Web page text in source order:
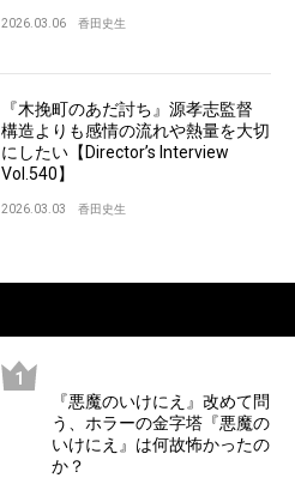
2026.03.06 香田史生
『木挽町のあだ討ち』源孝志監督
構造よりも感情の流れや熱量を大切
にしたい【Director’s Interview
Vol.540】
2026.03.03 香田史生
『悪魔のいけにえ』改めて問
う、ホラーの金字塔『悪魔の
いけにえ』は何故怖かったの
か？